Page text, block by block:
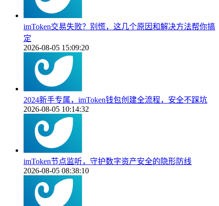
imToken交易失败？别慌，这几个原因和解决方法帮你搞
定
2026-08-05 15:09:20
2024新手专属，imToken钱包创建全流程，安全不踩坑
2026-08-05 10:14:32
imToken节点监听，守护数字资产安全的隐形防线
2026-08-05 08:38:10